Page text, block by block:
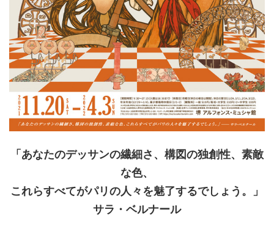
「あなたのデッサンの繊細さ、構図の独創性、素敵
な色、
これらすべてがパリの人々を魅了するでしょう。」
サラ・ベルナール